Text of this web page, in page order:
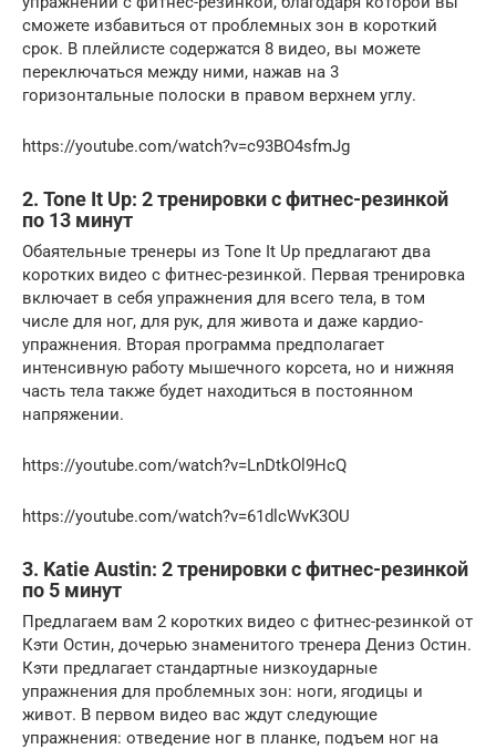
сможете избавиться от проблемных зон в короткий
срок. В плейлисте содержатся 8 видео, вы можете
переключаться между ними, нажав на 3
горизонтальные полоски в правом верхнем углу.
https://youtube.com/watch?v=c93BO4sfmJg
2. Tone It Up: 2 тренировки с фитнес-резинкой
по 13 минут
Обаятельные тренеры из Tone It Up предлагают два
коротких видео с фитнес-резинкой. Первая тренировка
включает в себя упражнения для всего тела, в том
числе для ног, для рук, для живота и даже кардио-
упражнения. Вторая программа предполагает
интенсивную работу мышечного корсета, но и нижняя
часть тела также будет находиться в постоянном
напряжении.
https://youtube.com/watch?v=LnDtkOl9HcQ
https://youtube.com/watch?v=61dlcWvK3OU
3. Katie Austin: 2 тренировки с фитнес-резинкой
по 5 минут
Предлагаем вам 2 коротких видео с фитнес-резинкой от
Кэти Остин, дочерью знаменитого тренера Дениз Остин.
Кэти предлагает стандартные низкоударные
упражнения для проблемных зон: ноги, ягодицы и
живот. В первом видео вас ждут следующие
упражнения: отведение ног в планке, подъем ног на